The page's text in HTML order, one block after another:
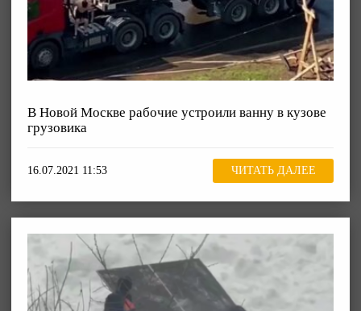
В Новой Москве рабочие устроили ванну в кузове
грузовика
16.07.2021 11:53 ЧИТАТЬ ДАЛЕЕ